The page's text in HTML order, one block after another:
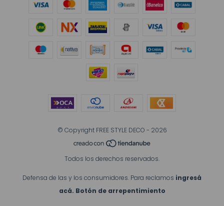
© Copyright FREE STYLE DECO - 2026
Todos los derechos reservados.
Defensa de las y los consumidores. Para reclamos ingresá
acá. Botón de arrepentimiento